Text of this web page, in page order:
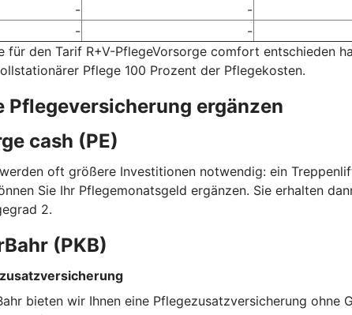
- -
- -
für den Tarif R+V-PflegeVorsorge comfort
Pflege 100 Prozent der Pflegekosten.
Pflegeversicherung ergänzen
cash (PE)
oft größere Investitionen notwendig: ein
Sie Ihr Pflegemonatsgeld ergänzen. Sie erhalten
2.
(PKB)
bieten wir Ihnen eine Pflegezusatzversicherung